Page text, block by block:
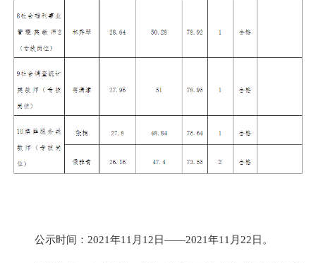
公示时间：2021年11月12日——2021年11月22日。